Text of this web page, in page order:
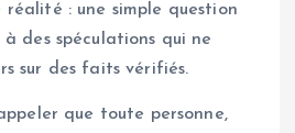
: une simple question
des spéculations qui ne
sur des faits vérifiés.
que toute personne,